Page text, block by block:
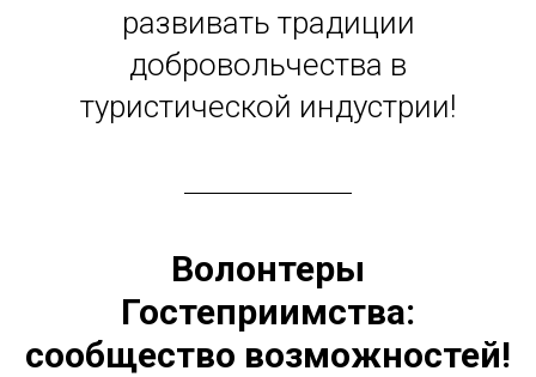
развивать традиции
добровольчества в
туристической индустрии!
Волонтеры
Гостеприимства:
сообщество возможностей!